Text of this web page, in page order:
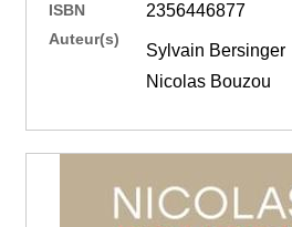
ISBN 2356446877
Auteur(s)
Sylvain Bersinger
Nicolas Bouzou